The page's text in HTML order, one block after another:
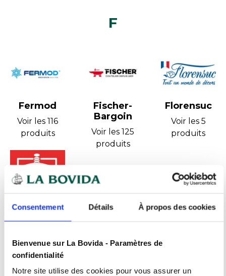
Consentement Détails À propos des cookies
Bienvenue sur La Bovida - Paramètres de
confidentialité
Notre site utilise des cookies pour vous assurer un
F
Fermod
Voir les 116
produits
Fischer-
Bargoin
Voir les 125
produits
Florensuc
Voir les 5
produits
Fonderie
de
Voir les 22
produits
Furnotel